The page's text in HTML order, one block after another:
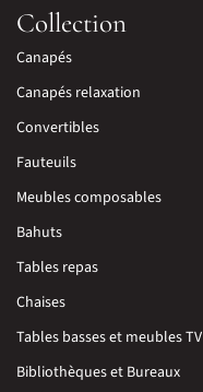
Collection
Canapés
Canapés relaxation
Convertibles
Fauteuils
Meubles composables
Bahuts
Tables repas
Chaises
Tables basses et meubles TV
Bibliothèques et Bureaux